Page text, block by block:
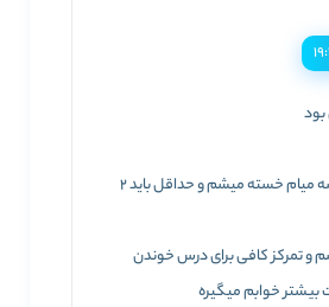
من هر وقت از مدرسه میام خسته میشم و حداقل باید ۲
تمرکز کافی برای درس خوندن
بیشتر خوابم میگیره